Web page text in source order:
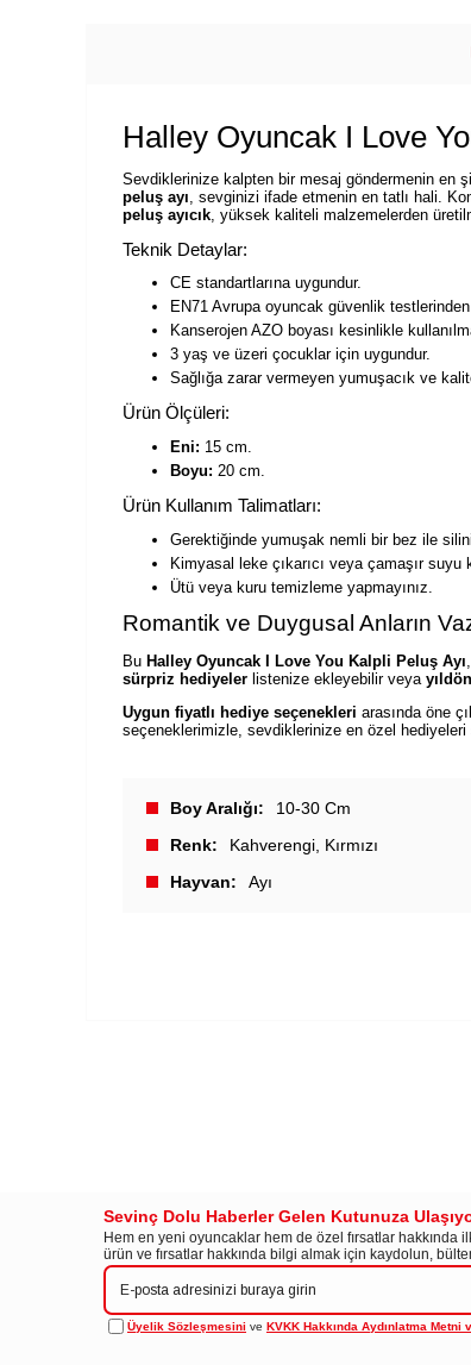
Halley Oyuncak I Love
Sevdiklerinize kalpten bir mesaj göndermenin en
peluş ayı , sevginizi ifade etmenin en tatlı hali.
peluş ayıcık , yüksek kaliteli malzemelerden
Teknik Detaylar:
CE standartlarına uygundur.
EN71 Avrupa oyuncak güvenlik
Kanserojen AZO boyası kesinlikle
3 yaş ve üzeri çocuklar için uygundur.
Sağlığa zarar vermeyen yumuşacık ve
Ürün Ölçüleri:
Eni: 15 cm.
Boyu: 20 cm.
Ürün Kullanım Talimatları:
Gerektiğinde yumuşak nemli bir bez ile
Kimyasal leke çıkarıcı veya çamaşır suyu
Ütü veya kuru temizleme yapmayınız.
Romantik ve Duygusal Anların
Bu Halley Oyuncak I Love You Kalpli Peluş Ayı
sürpriz hediyeler listenize ekleyebilir veya
Uygun fiyatlı hediye seçenekleri arasında öne
seçeneklerimizle, sevdiklerinize en özel hediyeleri
Boy Aralığı
10-30 Cm
Renk
Kahverengi Kırmızı
Hayvan
Ayı
Sevinç Dolu Haberler Gelen Kutunuza
Hem en yeni oyuncaklar hem de özel fırsatlar
ürün ve fırsatlar hakkında bilgi almak için kaydolun,
Üyelik Sözleşmesini ve KVKK Hakkında Aydınlatma Metni